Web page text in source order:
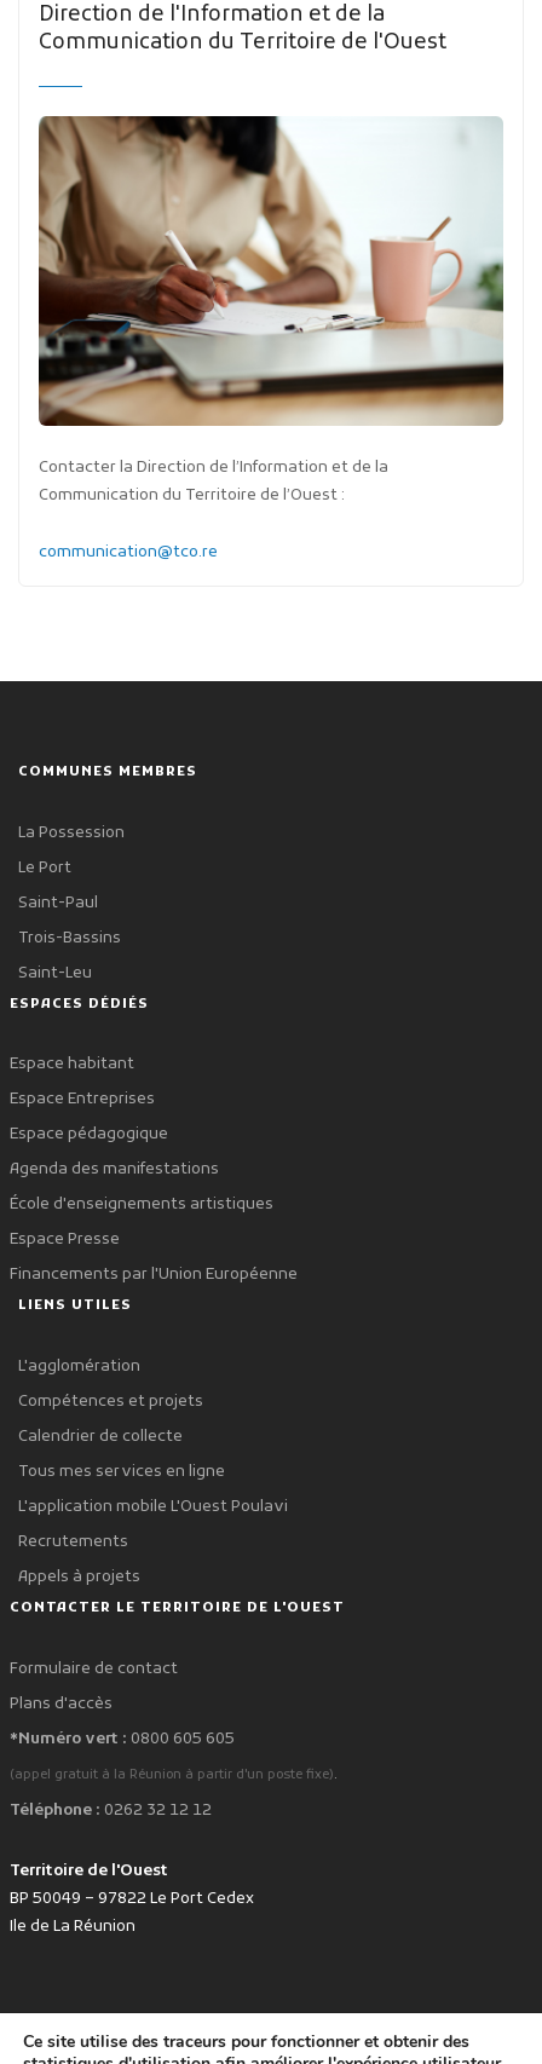
Direction de l'Information et de la
Communication du Territoire de l'Ouest
Contacter la Direction de l’Information et de la
Communication du Territoire de l’Ouest :
communication@tco.re
COMMUNES MEMBRES
La Possession
Le Port
Saint-Paul
Trois-Bassins
Saint-Leu
ESPACES DÉDIÉS
Espace habitant
Espace Entreprises
Espace pédagogique
Agenda des manifestations
École d'enseignements artistiques
Espace Presse
Financements par l'Union Européenne
LIENS UTILES
L'agglomération
Compétences et projets
Calendrier de collecte
Tous mes services en ligne
L'application mobile L'Ouest Poulavi
Recrutements
Appels à projets
CONTACTER LE TERRITOIRE DE L'OUEST
Formulaire de contact
Plans d'accès
*Numéro vert : 0800 605 605
(appel gratuit à la Réunion à partir d'un poste fixe).
Téléphone : 0262 32 12 12
Territoire de l'Ouest
BP 50049 – 97822 Le Port Cedex
Ile de La Réunion
Développé avec favoritepar le Territoire de l'Ouest © www.tco.re -2026.
Ce site utilise des traceurs pour fonctionner et obtenir des